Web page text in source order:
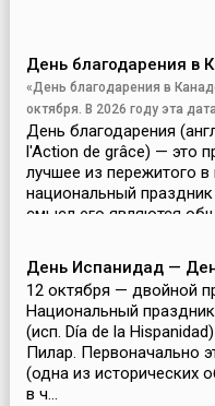
День благодарения в
«День благодарения в
октября. В 2026 году эта
День благодарения
l'Action de grâce) — это
лучшее из пережитого
национальный
смысл его являются
День Испанидад —
12 октября — двойной
Национальный
(исп. Día de la
Пилар. Первоначально
(одна из исторических
в ч...